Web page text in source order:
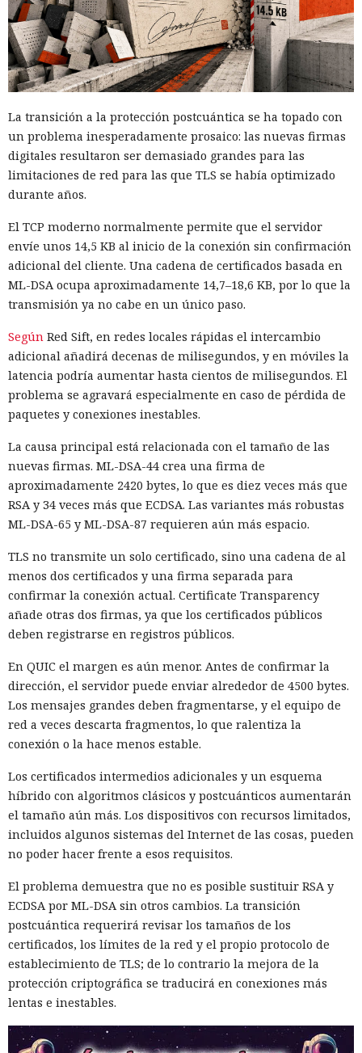
La transición a la protección postcuántica se ha topado con
un problema inesperadamente prosaico: las nuevas firmas
digitales resultaron ser demasiado grandes para las
limitaciones de red para las que TLS se había optimizado
durante años.
El TCP moderno normalmente permite que el servidor
envíe unos 14,5 KB al inicio de la conexión sin confirmación
adicional del cliente. Una cadena de certificados basada en
ML-DSA ocupa aproximadamente 14,7–18,6 KB, por lo que la
transmisión ya no cabe en un único paso.
Según Red Sift, en redes locales rápidas el intercambio
adicional añadirá decenas de milisegundos, y en móviles la
latencia podría aumentar hasta cientos de milisegundos. El
problema se agravará especialmente en caso de pérdida de
paquetes y conexiones inestables.
La causa principal está relacionada con el tamaño de las
nuevas firmas. ML-DSA-44 crea una firma de
aproximadamente 2420 bytes, lo que es diez veces más que
RSA y 34 veces más que ECDSA. Las variantes más robustas
ML-DSA-65 y ML-DSA-87 requieren aún más espacio.
TLS no transmite un solo certificado, sino una cadena de al
menos dos certificados y una firma separada para
confirmar la conexión actual. Certificate Transparency
añade otras dos firmas, ya que los certificados públicos
deben registrarse en registros públicos.
En QUIC el margen es aún menor. Antes de confirmar la
dirección, el servidor puede enviar alrededor de 4500 bytes.
Los mensajes grandes deben fragmentarse, y el equipo de
red a veces descarta fragmentos, lo que ralentiza la
conexión o la hace menos estable.
Los certificados intermedios adicionales y un esquema
híbrido con algoritmos clásicos y postcuánticos aumentarán
el tamaño aún más. Los dispositivos con recursos limitados,
incluidos algunos sistemas del Internet de las cosas, pueden
no poder hacer frente a esos requisitos.
El problema demuestra que no es posible sustituir RSA y
ECDSA por ML-DSA sin otros cambios. La transición
postcuántica requerirá revisar los tamaños de los
certificados, los límites de la red y el propio protocolo de
establecimiento de TLS; de lo contrario la mejora de la
protección criptográfica se traducirá en conexiones más
lentas e inestables.